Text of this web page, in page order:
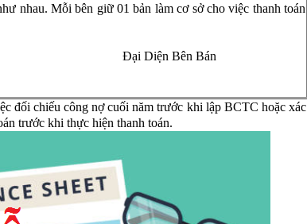
nhau. Mỗi bên giữ 01 bản làm cơ sở cho việc thanh toán
Đại Diện Bên Bán
đối chiếu công nợ cuối năm trước khi lập BCTC hoặc xác
trước khi thực hiện thanh toán.